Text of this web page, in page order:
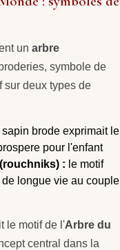
un arbre
symbole de
sur deux types de
sapin brode exprimait le
pour l'enfant
: le motif
longue vie au couple
le motif de l'Arbre du
central dans la